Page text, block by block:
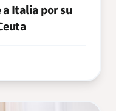
Italia por su